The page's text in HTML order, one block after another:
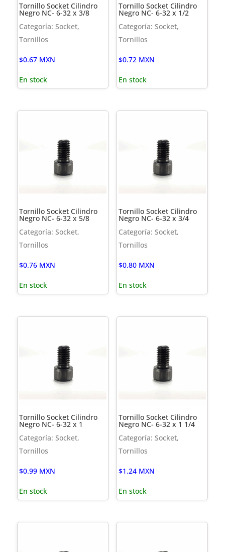
Tornillo Socket Cilindro
Negro NC- 6-32 x 3/8
Categoría: Socket,
Tornillos
$0.67 MXN
En stock
Tornillo Socket Cilindro
Negro NC- 6-32 x 1/2
Categoría: Socket,
Tornillos
$0.72 MXN
En stock
Tornillo Socket Cilindro
Negro NC- 6-32 x 5/8
Categoría: Socket,
Tornillos
$0.76 MXN
En stock
Tornillo Socket Cilindro
Negro NC- 6-32 x 3/4
Categoría: Socket,
Tornillos
$0.80 MXN
En stock
Tornillo Socket Cilindro
Negro NC- 6-32 x 1
Categoría: Socket,
Tornillos
$0.99 MXN
En stock
Tornillo Socket Cilindro
Negro NC- 6-32 x 1 1/4
Categoría: Socket,
Tornillos
$1.24 MXN
En stock